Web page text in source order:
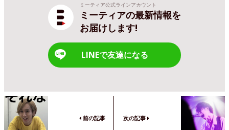
ミーティア公式ラインアカウント
ミーティアの最新情報を
お届けします!
LINEで友達になる
前の記事 次の記事